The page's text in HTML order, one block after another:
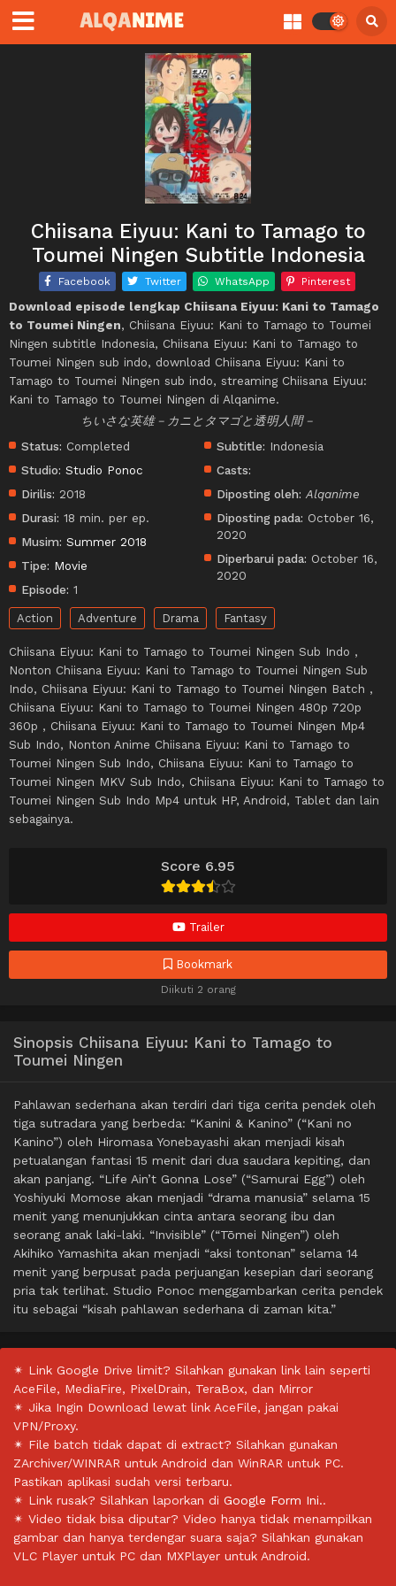
Score 6.95
Trailer
Bookmark
Diikuti 2 orang
Chiisana Eiyuu: Kani to Tamago to
Toumei Ningen Subtitle Indonesia
Facebook Twitter WhatsApp Pinterest
Download episode lengkap Chiisana Eiyuu: Kani to Tamago
to Toumei Ningen, Chiisana Eiyuu: Kani to Tamago to Toumei
Ningen subtitle Indonesia, Chiisana Eiyuu: Kani to Tamago to
Toumei Ningen sub indo, download Chiisana Eiyuu: Kani to
Tamago to Toumei Ningen sub indo, streaming Chiisana Eiyuu:
Kani to Tamago to Toumei Ningen di Alqanime.
ちいさな英雄－カニとタマゴと透明人間－
Status: Completed
Studio: Studio Ponoc
Dirilis: 2018
Durasi: 18 min. per ep.
Musim: Summer 2018
Tipe: Movie
Episode: 1
Subtitle: Indonesia
Casts:
Diposting oleh: Alqanime
Diposting pada: October 16,
2020
Diperbarui pada: October 16,
2020
Action Adventure Drama Fantasy
Chiisana Eiyuu: Kani to Tamago to Toumei Ningen Sub Indo ,
Nonton Chiisana Eiyuu: Kani to Tamago to Toumei Ningen Sub
Indo, Chiisana Eiyuu: Kani to Tamago to Toumei Ningen Batch ,
Chiisana Eiyuu: Kani to Tamago to Toumei Ningen 480p 720p
360p , Chiisana Eiyuu: Kani to Tamago to Toumei Ningen Mp4
Sub Indo, Nonton Anime Chiisana Eiyuu: Kani to Tamago to
Toumei Ningen Sub Indo, Chiisana Eiyuu: Kani to Tamago to
Toumei Ningen MKV Sub Indo, Chiisana Eiyuu: Kani to Tamago to
Toumei Ningen Sub Indo Mp4 untuk HP, Android, Tablet dan lain
sebagainya.
Sinopsis Chiisana Eiyuu: Kani to Tamago to
Toumei Ningen
Pahlawan sederhana akan terdiri dari tiga cerita pendek oleh
tiga sutradara yang berbeda: “Kanini & Kanino” (“Kani no
Kanino”) oleh Hiromasa Yonebayashi akan menjadi kisah
petualangan fantasi 15 menit dari dua saudara kepiting, dan
akan panjang. “Life Ain’t Gonna Lose” (“Samurai Egg”) oleh
Yoshiyuki Momose akan menjadi “drama manusia” selama 15
menit yang menunjukkan cinta antara seorang ibu dan
seorang anak laki-laki. “Invisible” (“Tōmei Ningen”) oleh
Akihiko Yamashita akan menjadi “aksi tontonan” selama 14
menit yang berpusat pada perjuangan kesepian dari seorang
pria tak terlihat. Studio Ponoc menggambarkan cerita pendek
itu sebagai “kisah pahlawan sederhana di zaman kita.”
✴ Link Google Drive limit? Silahkan gunakan link lain seperti
AceFile, MediaFire, PixelDrain, TeraBox, dan Mirror
✴ Jika Ingin Download lewat link AceFile, jangan pakai
VPN/Proxy.
✴ File batch tidak dapat di extract? Silahkan gunakan
ZArchiver/WINRAR untuk Android dan WinRAR untuk PC.
Pastikan aplikasi sudah versi terbaru.
✴ Link rusak? Silahkan laporkan di Google Form Ini..
✴ Video tidak bisa diputar? Video hanya tidak menampilkan
gambar dan hanya terdengar suara saja? Silahkan gunakan
VLC Player untuk PC dan MXPlayer untuk Android.